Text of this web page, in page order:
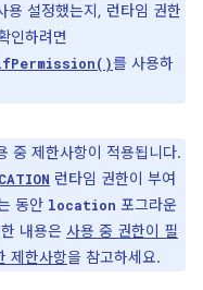
용 설정했는지, 런타임 권한
인하려면
를 사용하
중 제한사항이 적용됩니다.
런타임 권한이 부여
동안 location 포그라운
내용은 사용 중 권한이 필
제한사항을 참고하세요.